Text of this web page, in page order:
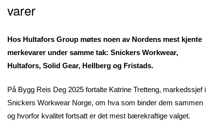
varer
Hos Hultafors Group møtes noen av Nordens mest kjente
merkevarer under samme tak: Snickers Workwear,
Hultafors, Solid Gear, Hellberg og Fristads.
På Bygg Reis Deg 2025 fortalte Katrine Tretteng, markedssjef i
Snickers Workwear Norge, om hva som binder dem sammen
og hvorfor kvalitet fortsatt er det mest bærekraftige valget.